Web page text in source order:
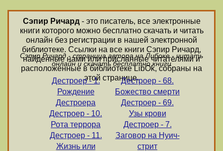
Сэпир Ричард- это писатель, все электронные
книги которого можно бесплатно скачать и читать
онлайн без регистрации в нашей электронной
библиотеке. Ссылки на все книги Сэпир Ричард,
найденные нами или присланные читателями и
расположенные в библиотеке LibOk, собраны на
этой странице.
Сэпир Ричард - страница автора на Либоке - читать
онлайн и скачать бесплатно книги
Дестроер - 1.
Рождение
Дестроера
Дестроер - 10.
Рота террора
Дестроер - 11.
Жизнь или
Дестроер - 68.
Божество смерти
Дестроер - 69.
Узы крови
Дестроер - 7.
Заговор на Нуич-
стрит